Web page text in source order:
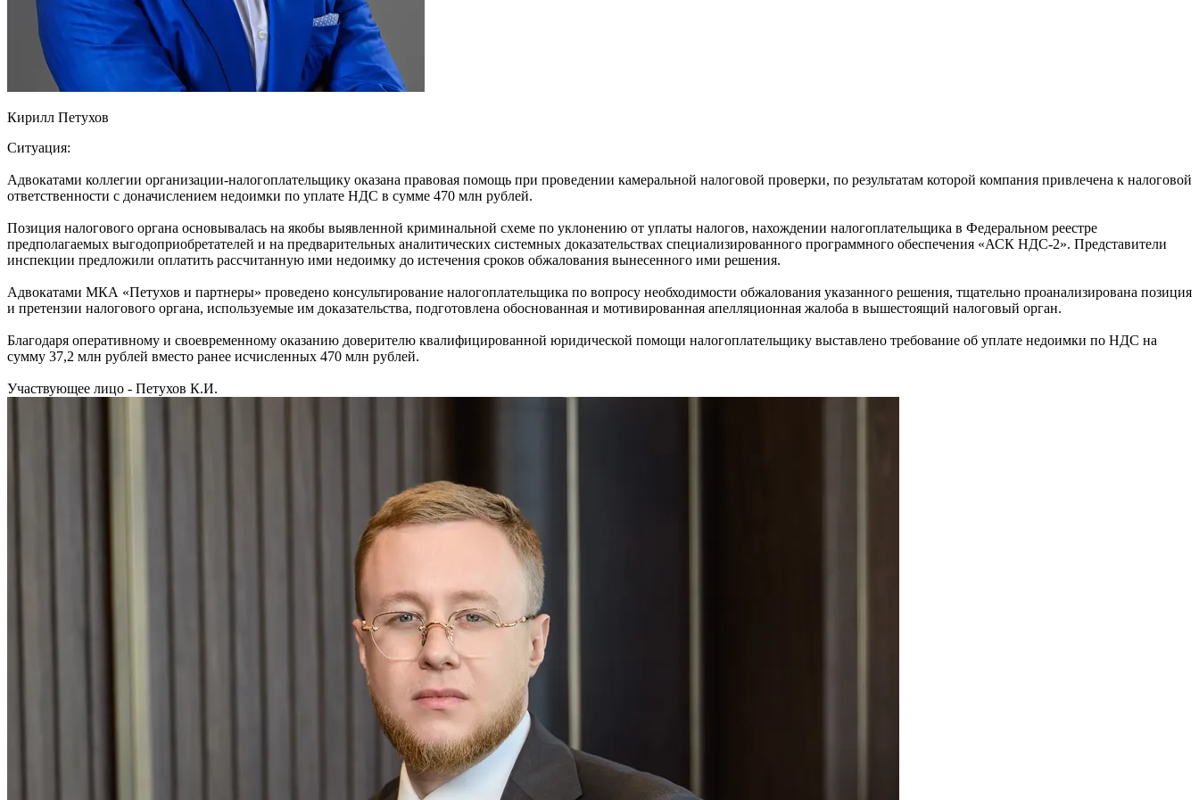
Кирилл Петухов
Ситуация:
Адвокатами коллегии организации-налогоплательщику оказана правовая помощь при проведении камеральной налоговой проверки, по результатам которой компания привлечена к налоговой
ответственности с доначислением недоимки по уплате НДС в сумме 470 млн рублей.
Позиция налогового органа основывалась на якобы выявленной криминальной схеме по уклонению от уплаты налогов, нахождении налогоплательщика в Федеральном реестре
предполагаемых выгодоприобретателей и на предварительных аналитических системных доказательствах специализированного программного обеспечения «АСК НДС-2». Представители
инспекции предложили оплатить рассчитанную ими недоимку до истечения сроков обжалования вынесенного ими решения.
Адвокатами МКА «Петухов и партнеры» проведено консультирование налогоплательщика по вопросу необходимости обжалования указанного решения, тщательно проанализирована позиция
и претензии налогового органа, используемые им доказательства, подготовлена обоснованная и мотивированная апелляционная жалоба в вышестоящий налоговый орган.
Благодаря оперативному и своевременному оказанию доверителю квалифицированной юридической помощи налогоплательщику выставлено требование об уплате недоимки по НДС на
сумму 37,2 млн рублей вместо ранее исчисленных 470 млн рублей.
Участвующее лицо - Петухов К.И.